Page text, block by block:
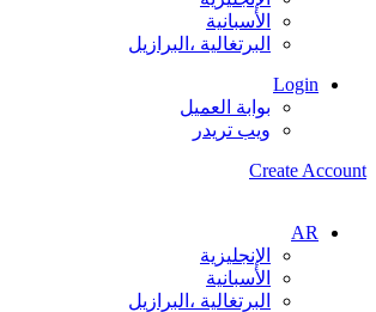
الأسبانية
البرتغالية ،البرازيل
Login
بوابة العميل
ويب تريدر
Create Account
AR
الإنجليزية
الأسبانية
البرتغالية ،البرازيل